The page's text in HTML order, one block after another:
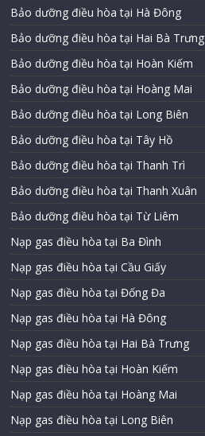
Bảo dưỡng điều hòa tại Hà Đông
Bảo dưỡng điều hòa tại Hai Bà Trưng
Bảo dưỡng điều hòa tại Hoàn Kiếm
Bảo dưỡng điều hòa tại Hoàng Mai
Bảo dưỡng điều hòa tại Long Biên
Bảo dưỡng điều hòa tại Tây Hồ
Bảo dưỡng điều hòa tại Thanh Trì
Bảo dưỡng điều hòa tại Thanh Xuân
Bảo dưỡng điều hòa tại Từ Liêm
Nạp gas điều hòa tại Ba Đình
Nạp gas điều hòa tại Cầu Giấy
Nạp gas điều hòa tại Đống Đa
Nạp gas điều hòa tại Hà Đông
Nạp gas điều hòa tại Hai Bà Trưng
Nạp gas điều hòa tại Hoàn Kiếm
Nạp gas điều hòa tại Hoàng Mai
Nạp gas điều hòa tại Long Biên